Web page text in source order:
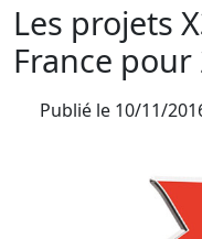
Les projets
France pour
Publié le 10/11/